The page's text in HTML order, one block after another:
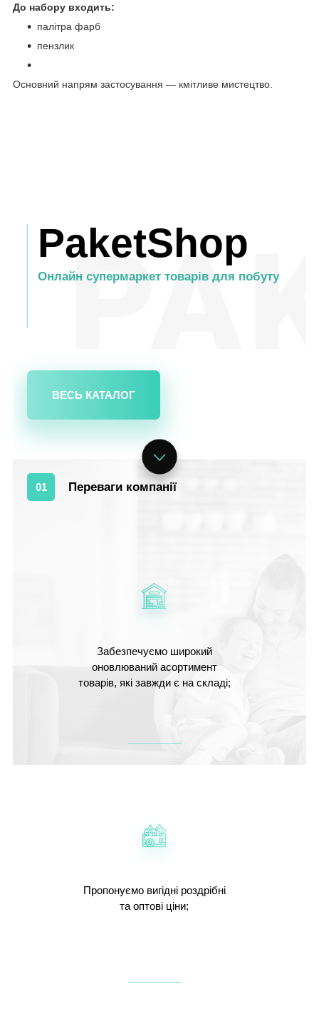
До набору входить:
палітра фарб
пензлик
Основний напрям застосування — кмітливе мистецтво.
PaketShop
Онлайн супермаркет товарів для побуту
ВЕСЬ КАТАЛОГ
01 Переваги компанії
Забезпечуємо широкий
оновлюваний асортимент
товарів, які завжди є на складі;
Пропонуємо вигідні роздрібні
та оптові ціни;